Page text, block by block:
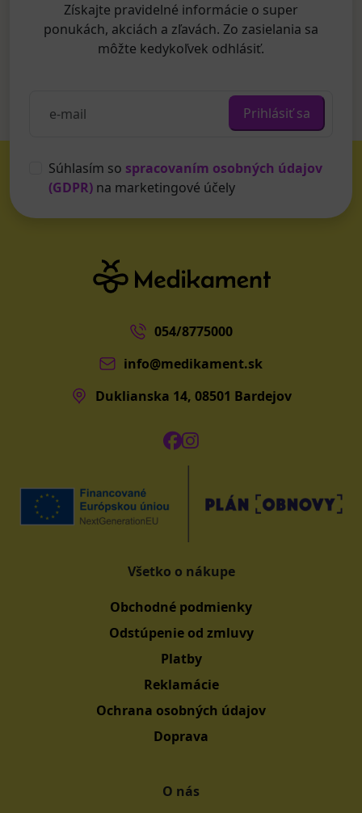
Získajte pravidelné informácie o super
ponukách, akciách a zľavách. Zo zasielania sa
môžte kedykoľvek odhlásiť.
Prihlásiť sa
Súhlasím so spracovaním osobných údajov
(GDPR) na marketingové účely
054/8775000
info@medikament.sk
Duklianska 14, 08501 Bardejov
Všetko o nákupe
Obchodné podmienky
Odstúpenie od zmluvy
Platby
Reklamácie
Ochrana osobných údajov
Doprava
O nás